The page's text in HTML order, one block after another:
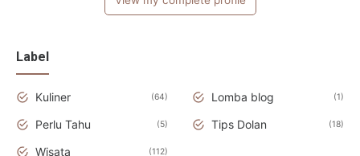
Label
Kuliner 64 Lomba blog 1
Perlu Tahu 5 Tips Dolan 18
Wisata 112